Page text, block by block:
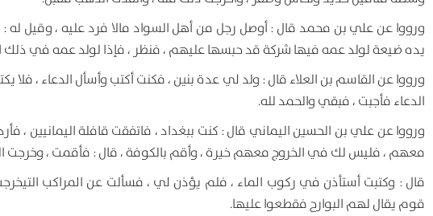
ورووا عن علي بن محمد قال : أوصل رجل من أهل السواد مالا فرد عليه ، وقيل
يده ضيعة لولد عمه فيها شركة قد حبسها عليهم ، فنظر ، فإذا لولد عمه في ذلك
ورووا عن القاسم بن العلاء قال : ولد لي عدة بنين ، فكنت أكتب وأسأل الدعاء ،
الدعاء فأجبت ، فبقي والحمد لله.
ورووا عن علي بن الحسين اليماني قال : كنت ببغداد ، فاتفقت قافلة اليمانيين ،
معهم ، فليس لك في الخروج معهم خيرة ، وأقم بالكوفة ، قال : فأقمت ، وخرجت
قال : وكتبت أستأذن في ركوب الماء ، فلم يؤذن لي ، فسألت عن المراكب
قوم يقال لهم البوارح فقطعوا عليها.